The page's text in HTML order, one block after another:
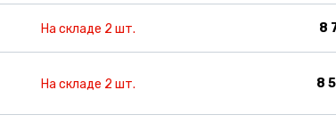
На складе 2 шт. 8
На складе 2 шт. 8